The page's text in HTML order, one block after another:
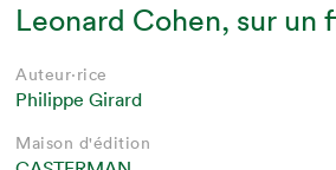
Leonard Cohen, sur un
Auteur·rice
Philippe Girard
Maison d'édition